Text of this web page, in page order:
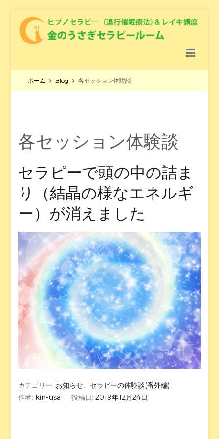
ヒプノセラピー（退行催眠療法） ＆レイキ講座 ＆ クリスタル
ホーム Blog 各セッション体験談
各セッション体験談
セラピーで頭の中の詰ま
り（結晶の様なエネルギ
ー）が消えました
カテゴリー: お知らせ、 セラピーの体験談(番外編)
作者: kin-usa 投稿日: 2019年12月24日